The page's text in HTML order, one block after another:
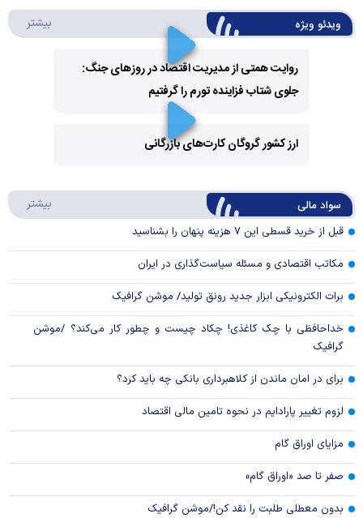
ویدئو ویژه بیشتر
Play
Video
روایت همتی از مدیریت اقتصاد در روزهای جنگ:
جلوی شتاب فزاینده تورم را گرفتیم
Video
ارز کشور گروگان کارت‌های بازرگانی
سواد مالی بیشتر
قبل از خرید قسطی این ۷ هزینه پنهان را بشناسید
مکاتب اقتصادی و مسئله سیاست‌گذاری در ایران
برات الکترونیکی ابزار جدید رونق تولید/ موشن گرافیک
خداحافظی با چک کاغذی! چکاد چیست و چطور کار می‌کند؟ /موشن
گرافیک
برای در امان ماندن از کلاهبرداری بانکی چه باید کرد؟
لزوم تغییر پارادایم در نحوه تامین مالی اقتصاد
مزایای اوراق گام
صفر تا صد «اوراق گام»
بدون معطلی طلبت را نقد کن!/موشن گرافیک